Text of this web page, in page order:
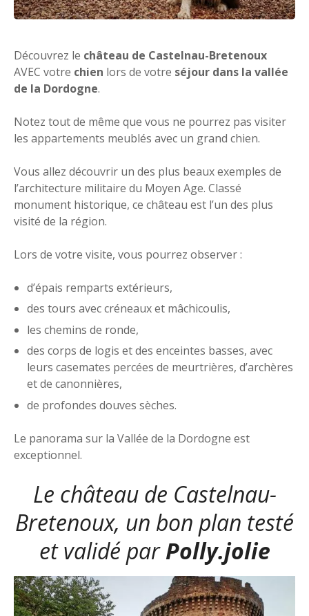
Découvrez le château de Castelnau-Bretenoux
AVEC votre chien lors de votre séjour dans la vallée
de la Dordogne.
Notez tout de même que vous ne pourrez pas visiter
les appartements meublés avec un grand chien.
Vous allez découvrir un des plus beaux exemples de
l’architecture militaire du Moyen Age. Classé
monument historique, ce château est l’un des plus
visité de la région.
Lors de votre visite, vous pourrez observer :
d’épais remparts extérieurs,
des tours avec créneaux et mâchicoulis,
les chemins de ronde,
des corps de logis et des enceintes basses, avec
leurs casemates percées de meurtrières, d’archères
et de canonnières,
de profondes douves sèches.
Le panorama sur la Vallée de la Dordogne est
exceptionnel.
Le château de Castelnau-
Bretenoux, un bon plan testé
et validé parPolly.jolie